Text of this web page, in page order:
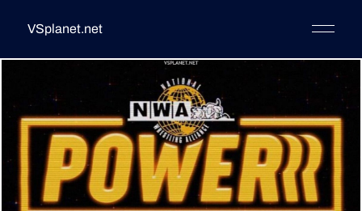
VSplanet.net